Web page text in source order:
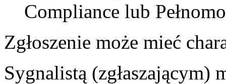
Compliance lub
Zgłoszenie może mieć
Sygnalistą (zgłaszającym)